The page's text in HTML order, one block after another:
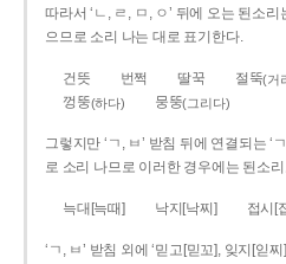
따라서 ‘ㄴ, ㄹ, ㅁ, ㅇ’ 뒤에 오는 된소
으므로 소리 나는 대로 표기한다.
건뜻 번쩍 딸꾹 절뚝(거
껑뚱(하다) 뭉뚱(그리다)
그렇지만 ‘ㄱ, ㅂ’ 받침 뒤에 연결되는 ‘
로 소리 나므로 이러한 경우에는 된소
늑대[늑때] 낙지[낙찌] 접시[
‘ㄱ, ㅂ’ 받침 외에 ‘믿고[믿꼬], 잊지[읻